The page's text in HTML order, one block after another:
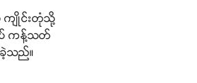
ကျိုင်းတုံသို့
ြပ် ကန့်သတ်
ခဲ့သည်။